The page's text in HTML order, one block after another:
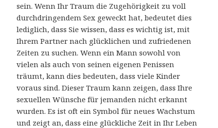
sein. Wenn Ihr Traum die Zugehörigkeit zu voll
durchdringendem Sex geweckt hat, bedeutet dies
lediglich, dass Sie wissen, dass es wichtig ist, mit
Ihrem Partner nach glücklichen und zufriedenen
Zeiten zu suchen. Wenn ein Mann sowohl von
vielen als auch von seinen eigenen Penissen
träumt, kann dies bedeuten, dass viele Kinder
voraus sind. Dieser Traum kann zeigen, dass Ihre
sexuellen Wünsche für jemanden nicht erkannt
wurden. Es ist oft ein Symbol für neues Wachstum
und zeigt an, dass eine glückliche Zeit in Ihr Leben